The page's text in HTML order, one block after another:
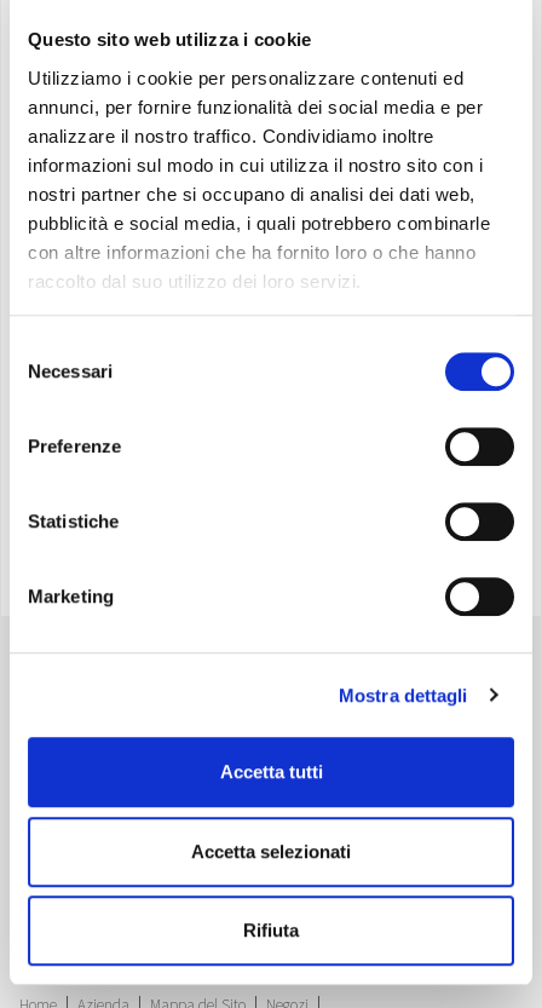
Questo sito web utilizza i cookie
Utilizziamo i cookie per personalizzare contenuti ed
annunci, per fornire funzionalità dei social media e per
analizzare il nostro traffico. Condividiamo inoltre
informazioni sul modo in cui utilizza il nostro sito con i
nostri partner che si occupano di analisi dei dati web,
pubblicità e social media, i quali potrebbero combinarle
con altre informazioni che ha fornito loro o che hanno
raccolto dal suo utilizzo dei loro servizi.
delNecessari
Preferenze
Statistiche
Marketing
Mostra dettagli
Accetta tutti
Accetta selezionati
Rifiuta
ASSISTENZA E GARANZIE
CENTRI ASSISTENZA E RICAMBI
AREA DOWNLOAD
Zona Climatica E (secondo la normativa italiana).
PROGETTO:
Committente: Galotti Spa
Ubicazione: Casalecchio di Reno (BO)
Progetto: n° 80 Appartamenti
IMPIANTO: Centralizzato con contabilizzazione
TERMINALI: n° 300 Bi2 SLR (con piastra radiante)
Olimpia Splendid S.p.A.
Sede Operativa:Via Industriale 1/3 25060 Cellatica (BS), Italy -Maps
P.IVA IT 00260750351 - Cod. Destinatario: SN4CSRI - Cap. Soc. Euro 4.071.429
Tutti i diritti riservati